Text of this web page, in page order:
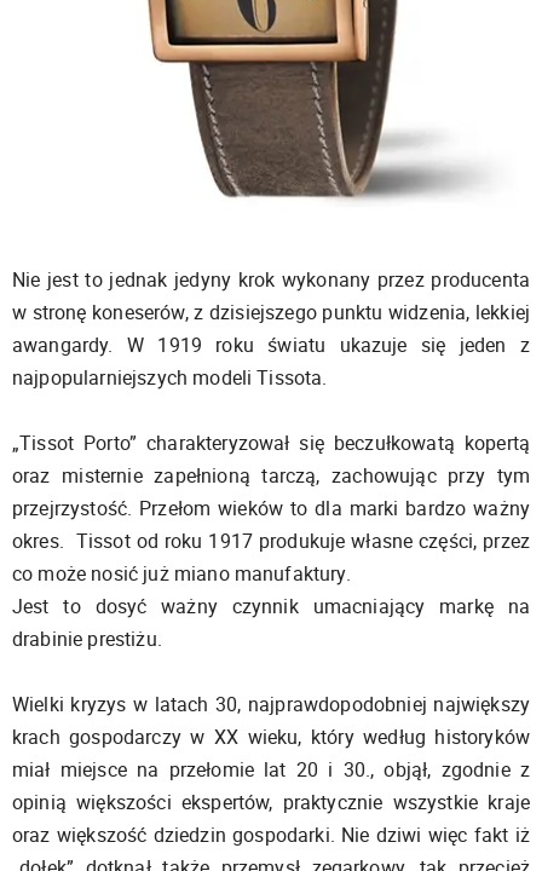
Nie jest to jednak jedyny krok wykonany przez producenta
w stronę koneserów, z dzisiejszego punktu widzenia, lekkiej
awangardy. W 1919 roku światu ukazuje się jeden z
najpopularniejszych modeli Tissota.
„Tissot Porto” charakteryzował się beczułkowatą kopertą
oraz misternie zapełnioną tarczą, zachowując przy tym
przejrzystość. Przełom wieków to dla marki bardzo ważny
okres. Tissot od roku 1917 produkuje własne części, przez
co może nosić już miano manufaktury.
Jest to dosyć ważny czynnik umacniający markę na
drabinie prestiżu.
Wielki kryzys w latach 30, najprawdopodobniej największy
krach gospodarczy w XX wieku, który według historyków
miał miejsce na przełomie lat 20 i 30., objął, zgodnie z
opinią większości ekspertów, praktycznie wszystkie kraje
oraz większość dziedzin gospodarki. Nie dziwi więc fakt iż